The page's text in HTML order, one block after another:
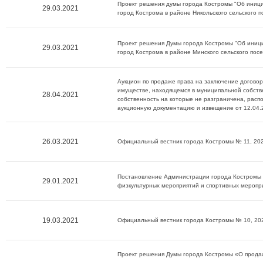
29.03.2021
Проект решения думы города Костромы "Об
город Кострома в районе Никольского сельского
29.03.2021
Проект решения Думы города Костромы "Об
город Кострома в районе Минского сельского
28.04.2021
Аукцион по продаже права на заключение
имуществе, находящемся в муниципальной
собственность на которые не разграничена,
аукционную документацию и извещение от
26.03.2021 Официальный вестник города Костромы № 11,
29.01.2021
Постановление Администрации города
физкультурных мероприятий и спортивных
19.03.2021 Официальный вестник города Костромы № 10,
Проект решения Думы города Костромы «О